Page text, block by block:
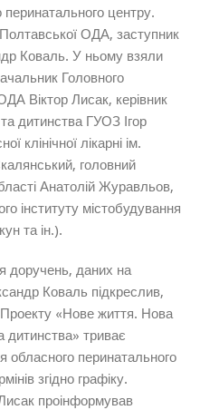
центру.
ОДА, заступник
Коваль. У ньому взяли
Головного
Віктор Лисак, керівник
дитинства ГУОЗ Ігор
клінічної лікарні ім.
головний
Анатолій Журавльов,
інституту містобудування
та ін.).
доручень, даних на
Коваль підкреслив,
Проекту «Нове життя. Нова
дитинства» триває
обласного перинатального
згідно графіку.
проінформував